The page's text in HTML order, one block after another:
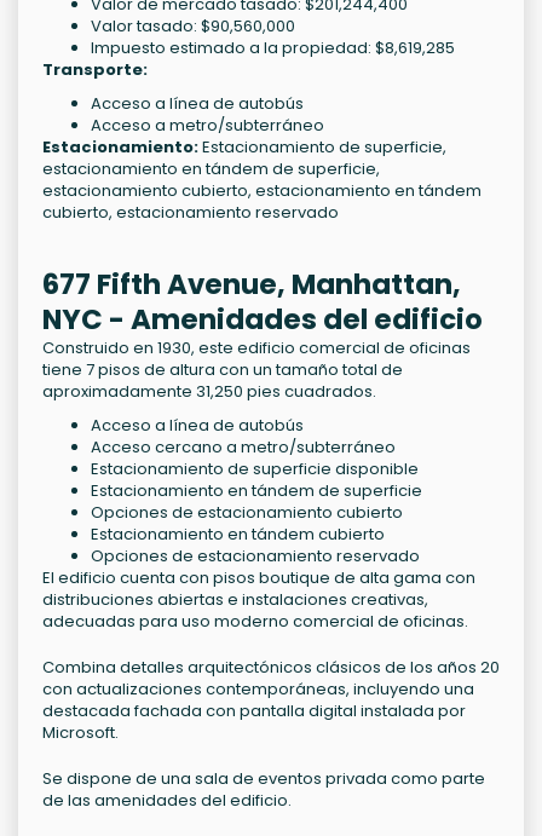
Valor tasado: $90,560,000
Impuesto estimado a la propiedad: $8,619,285
Transporte:
Acceso a línea de autobús
Acceso a metro/subterráneo
Estacionamiento:Estacionamiento de superficie,
estacionamiento en tándem de superficie,
estacionamiento cubierto, estacionamiento en tándem
cubierto, estacionamiento reservado
677 Fifth Avenue, Manhattan,
NYC - Amenidades del edificio
Construido en 1930, este edificio comercial de oficinas
tiene 7 pisos de altura con un tamaño total de
aproximadamente 31,250 pies cuadrados.
Acceso a línea de autobús
Acceso cercano a metro/subterráneo
Estacionamiento de superficie disponible
Estacionamiento en tándem de superficie
Opciones de estacionamiento cubierto
Estacionamiento en tándem cubierto
Opciones de estacionamiento reservado
El edificio cuenta con pisos boutique de alta gama con
distribuciones abiertas e instalaciones creativas,
adecuadas para uso moderno comercial de oficinas.
Combina detalles arquitectónicos clásicos de los años 20
con actualizaciones contemporáneas, incluyendo una
destacada fachada con pantalla digital instalada por
Microsoft.
Se dispone de una sala de eventos privada como parte
de las amenidades del edificio.